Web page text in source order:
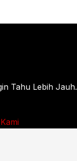
Tahu Lebih Jauh.